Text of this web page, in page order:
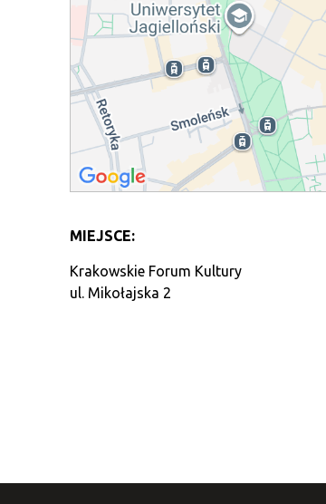
MIEJSCE:
Krakowskie Forum Kultury
ul. Mikołajska 2